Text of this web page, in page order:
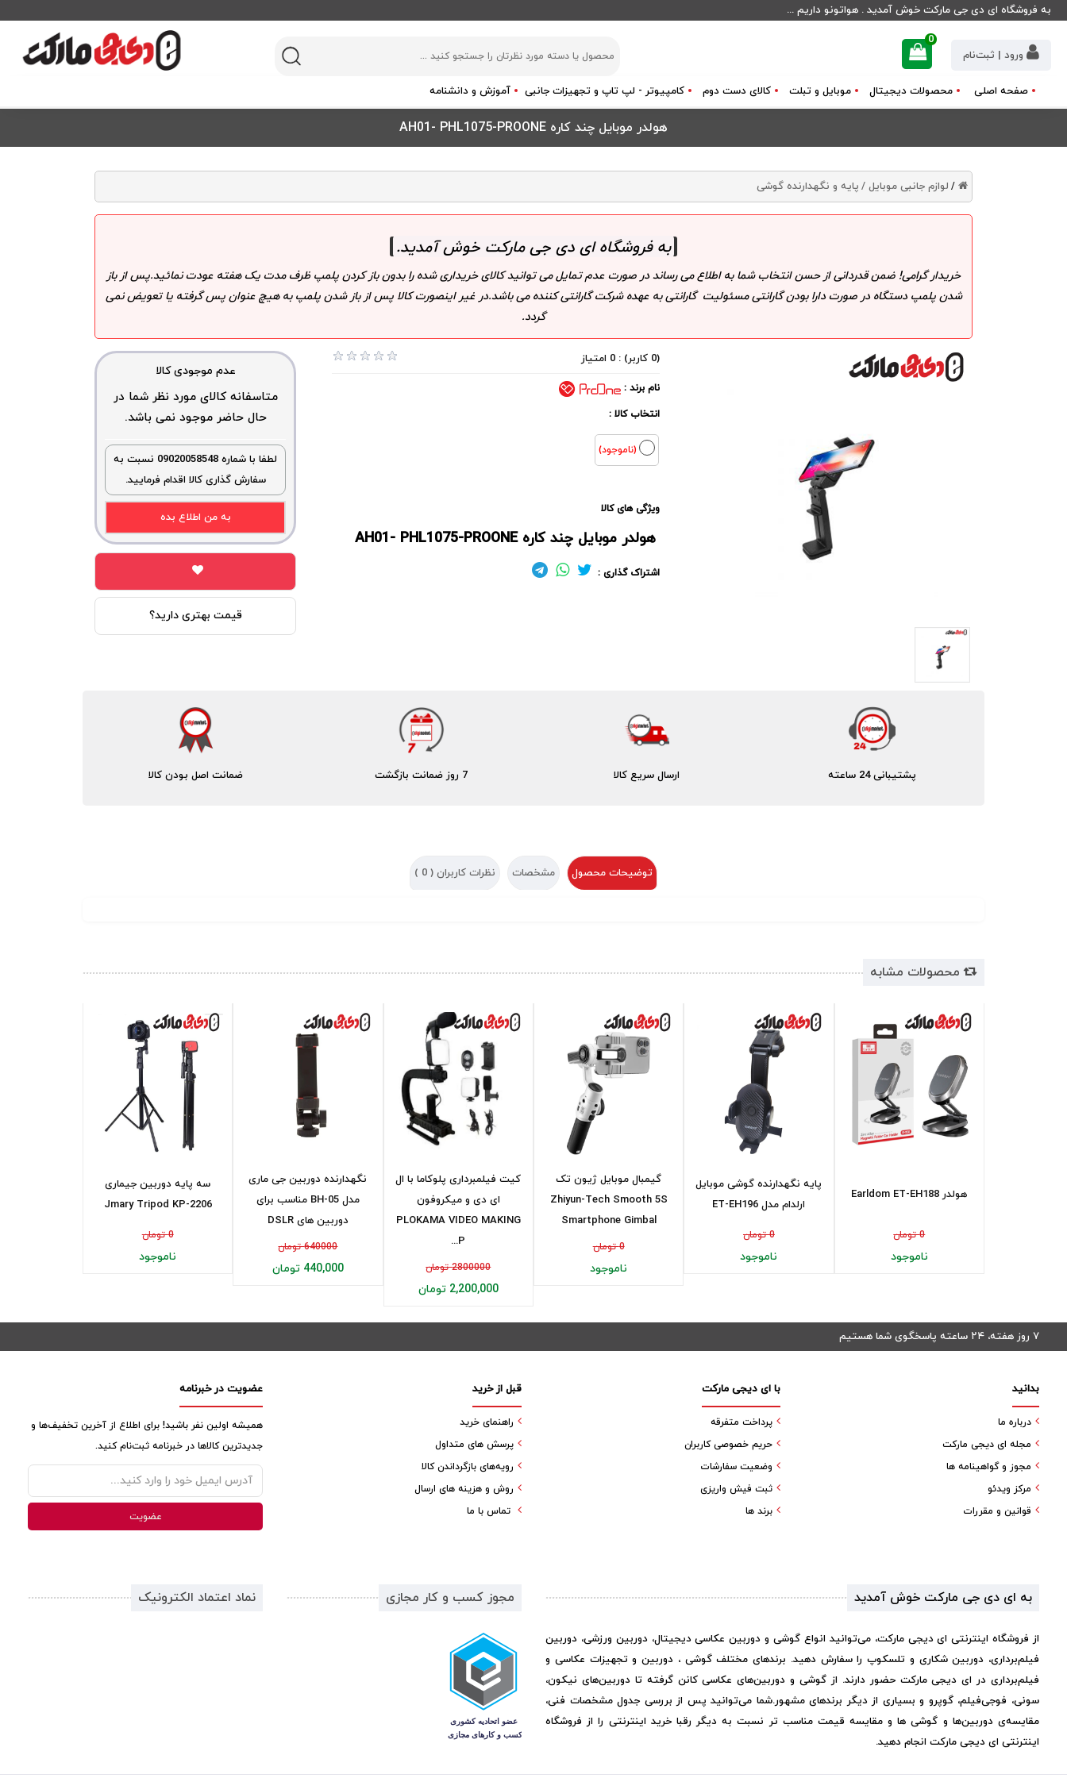
به فروشگاه ای دی جی مارکت خوش آمدید . هواتونو داریم ...
ورود | ثبت‌نام
0
صفحه اصلی محصولات دیجیتال موبایل و تبلت کالای دست دوم کامپیوتر - لپ تاپ و تجهیزات جانبی آموزش و دانشنامه
هولدر موبایل چند کاره AH01- PHL1075-PROONE
/ لوازم جانبی موبایل / پایه و نگهدارنده گوشی
به فروشگاه ای دی جی مارکت خوش آمدید.
خریدار گرامی! ضمن قدردانی از حسن انتخاب شما به اطلاع می رساند در صورت عدم تمایل می توانید کالای خریداری شده را بدون باز کردن پلمپ ظرف مدت یک هفته عودت نمائید.پس از باز
شدن پلمپ دستگاه در صورت دارا بودن گارانتی مسئولیت گارانتی به عهده شرکت گارانتی کننده می باشد.در غیر اینصورت کالا پس از باز شدن پلمپ به هیچ عنوان پس گرفته یا تعویض نمی
گردد.
(0 کاربر) : 0 امتیاز
نام برند :
انتخاب کالا :
(ناموجود)
ویژگی های کالا
هولدر موبایل چند کاره AH01- PHL1075-PROONE
اشتراک گذاری :
عدم موجودی کالا
متاسفانه کالای مورد نظر شما در
حال حاضر موجود نمی باشد.
لطفا با شماره 09020058548 نسبت به
سفارش گذاری کالا اقدام فرمایید.
به من اطلاع بده
قیمت بهتری دارید؟
ضمانت اصل بودن کالا 7 روز ضمانت بازگشت ارسال سریع کالا پشتیبانی 24 ساعته
توضیحات محصول مشخصات نظرات کاربران ( 0
)
محصولات مشابه
سه پایه دوربین جیماری
Jmary Tripod KP-2206
0 تومان
ناموجود
نگهدارنده دوربین جی ماری
مدل BH-05 مناسب برای
دوربین های DSLR
640000 تومان
440,000 تومان
کیت فیلمبرداری پلوکاما با ال
ای دی و میکروفون
PLOKAMA VIDEO MAKING
P...
2800000 تومان
2,200,000 تومان
گیمبال موبایل ژیون تک
Zhiyun-Tech Smooth 5S
Smartphone Gimbal
0 تومان
ناموجود
پایه نگهدارنده گوشی موبایل
ارلدام مدل ET-EH196
0 تومان
ناموجود
هولدر Earldom ET-EH188
0 تومان
ناموجود
۷ روز هفته، ۲۴ ساعته پاسخگوی شما هستیم
عضویت در خبرنامه
همیشه اولین نفر باشید! برای اطلاع از آخرین تخفیف‌ها و
جدیدترین کالاها در خبرنامه ثبت‌نام کنید.
قبل از خرید
راهنمای خرید
پرسش های متداول
رویه‌های بازگرداندن کالا
روش و هزینه های ارسال
تماس با ما
با ای دیجی مارکت
پرداخت متفرقه
حریم خصوصی کاربران
وضعیت سفارشات
ثبت فیش واریزی
برند ها
بدانید
درباره ما
مجله ای دیجی مارکت
مجوز و گواهینامه ها
مرکز ویدئو
قوانین و مقررات
به ای دی جی مارکت خوش آمدید
از فروشگاه اینترنتی ای دیجی مارکت، می‌توانید انواع گوشی و دوربین عکاسی دیجیتال، دوربین ورزشی، دوربین
فیلم‌برداری، دوربین شکاری و تلسکوپ را سفارش دهید. برندهای مختلف گوشی ، دوربین و تجهیزات عکاسی و
فیلم‌برداری در ای دیجی مارکت حضور دارند. از گوشی و دوربین‌های عکاسی کانن گرفته تا دوربین‌های نیکون،
سونی، فوجی‌فیلم، گوپرو و بسیاری از دیگر برندهای مشهور.شما می‌توانید پس از بررسی جدول مشخصات فنی،
مقایسه‌ی دوربین‌ها و گوشی ها و مقایسه قیمت مناسب تر نسبت به دیگر رقبا خرید اینترنتی را از فروشگاه
اینترنتی ای دیجی مارکت انجام دهید.
مجوز کسب و کار مجازی نماد اعتماد الکترونیک